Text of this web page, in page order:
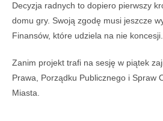
Decyzja radnych to dopiero pierwszy
domu gry. Swoją zgodę musi jeszcze
Finansów, które udziela na nie koncesji.
Zanim projekt trafi na sesję w piątek
Prawa, Porządku Publicznego i Spraw
Miasta.